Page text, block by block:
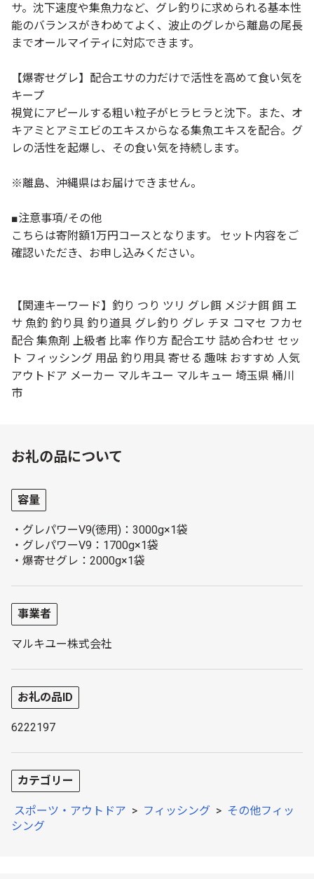
サ。沈下速度や集魚力など、グレ釣りに求められる基本性
能のバランスがきわめてよく、波止のグレから離島の尾長
までオールマイティに対応できます。
【爆寄せグレ】配合エサの力だけで活性を高めて食い気を
キープ
視覚にアピールする粗い粒子がヒラヒラと沈下。また、オ
キアミとアミエビのエキスからなる集魚エキスを配合。グ
レの活性を起爆し、その食い気を持続します。
※離島、沖縄県はお届けできません。
■注意事項/その他
こちらは寄附額1万円コースとなります。 セット内容をご
確認いただき、お申し込みください。
【関連キーワード】釣り つり ツリ グレ餌 メジナ餌 餌 エ
サ 魚釣 釣り具 釣り道具 グレ釣り グレ チヌ コマセ フカセ
配合 集魚剤 上級者 比率 作り方 配合エサ 詰め合わせ セッ
ト フィッシング 用品 釣り用具 寄せる 趣味 おすすめ 人気
アウトドア メーカー マルキユー マルキュー 埼玉県 桶川
市
お礼の品について
容量
・グレパワーV9(徳用)：3000g×1袋
・グレパワーV9：1700g×1袋
・爆寄せグレ：2000g×1袋
事業者
マルキユー株式会社
お礼の品ID
6222197
カテゴリー
スポーツ・アウトドア > フィッシング > その他フィッ
シング